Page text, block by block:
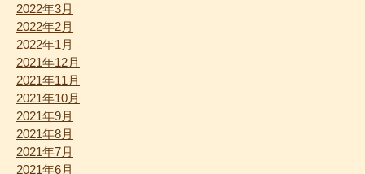
2022年3月
2022年2月
2022年1月
2021年12月
2021年11月
2021年10月
2021年9月
2021年8月
2021年7月
2021年6月